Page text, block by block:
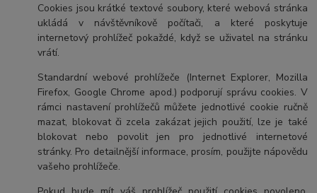
Cookies jsou krátké textové soubory, které webová stránka
ukládá v návštěvníkově počítači, a které poskytuje
internetový prohlížeč pokaždé, když se uživatel na stránku
vrátí.
Standardní webové prohlížeče (Internet Explorer, Mozilla
Firefox, Google Chrome apod.) podporují správu cookies. V
rámci nastavení prohlížečů můžete jednotlivé cookie ručně
mazat, blokovat či zcela zakázat jejich použití, lze je také
blokovat nebo povolit jen pro jednotlivé internetové
stránky. Pro detailnější informace, prosím, použijte nápovědu
vašeho prohlížeče.